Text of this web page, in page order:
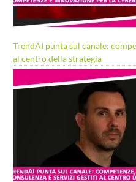
TrendAI punta sul canale:
al centro della strategia